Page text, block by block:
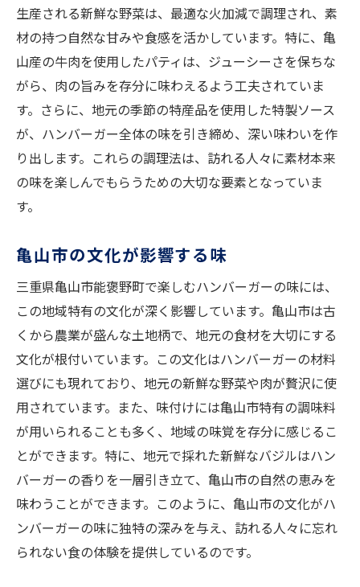
生産される新鮮な野菜は、最適な火加減で調理され、素
材の持つ自然な甘みや食感を活かしています。特に、亀
山産の牛肉を使用したパティは、ジューシーさを保ちな
がら、肉の旨みを存分に味わえるよう工夫されていま
す。さらに、地元の季節の特産品を使用した特製ソース
が、ハンバーガー全体の味を引き締め、深い味わいを作
り出します。これらの調理法は、訪れる人々に素材本来
の味を楽しんでもらうための大切な要素となっていま
す。
亀山市の文化が影響する味
三重県亀山市能褒野町で楽しむハンバーガーの味には、
この地域特有の文化が深く影響しています。亀山市は古
くから農業が盛んな土地柄で、地元の食材を大切にする
文化が根付いています。この文化はハンバーガーの材料
選びにも現れており、地元の新鮮な野菜や肉が贅沢に使
用されています。また、味付けには亀山市特有の調味料
が用いられることも多く、地域の味覚を存分に感じるこ
とができます。特に、地元で採れた新鮮なバジルはハン
バーガーの香りを一層引き立て、亀山市の自然の恵みを
味わうことができます。このように、亀山市の文化がハ
ンバーガーの味に独特の深みを与え、訪れる人々に忘れ
られない食の体験を提供しているのです。